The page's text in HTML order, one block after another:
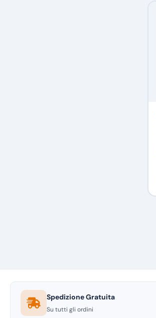
Spedizione Gratuita
Su tutti gli ordini